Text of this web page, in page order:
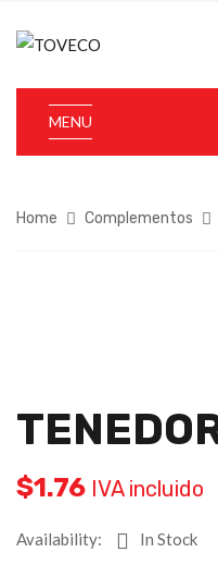
MENU
Home Complementos
$1.76 IVA incluido
Availability: In Stock